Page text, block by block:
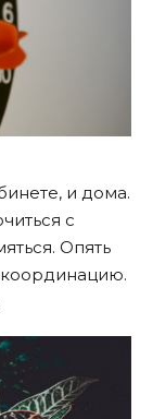
и дома.
с
Опять
координацию.